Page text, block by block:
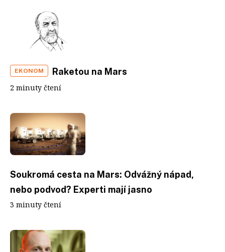
EKONOM Raketou na Mars
2 minuty čtení
Soukromá cesta na Mars: Odvážný nápad,
nebo podvod? Experti mají jasno
3 minuty čtení